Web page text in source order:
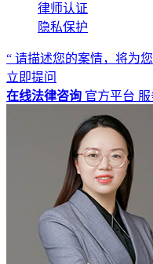
律师认证
隐私保护
“ 请描述您的案情，将为
立即提问
在线法律咨询 官方平台